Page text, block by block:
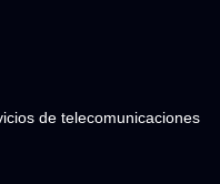
de telecomunicaciones